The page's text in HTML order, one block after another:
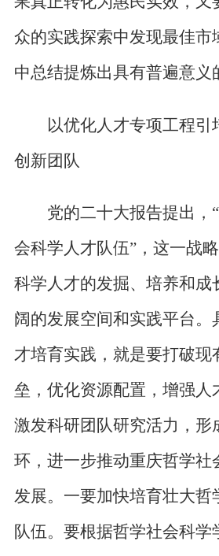
众的实践探索中发现最佳市
中总结提炼出具有普遍意义
以优化人才专项工程引
创新团队
党的二十大报告提出，“
会科学人才队伍”，这一战
科学人才的发掘、培养和成
阔的发展空间和实践平台。
才培育实践，就是要打破现
垒，优化资源配置，增强人
激发科研团队研究活力，形
环，进一步推动重庆哲学社
发展。一要加快培育壮大哲
队伍。要根据哲学社会科学